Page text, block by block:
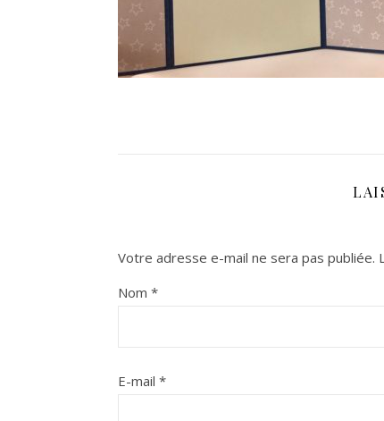
Votre adresse e-mail ne sera pas publiée.
Nom *
E-mail *